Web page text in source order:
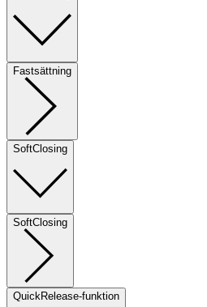
Fastsättning
SoftClosing
SoftClosing
QuickRelease-funktion